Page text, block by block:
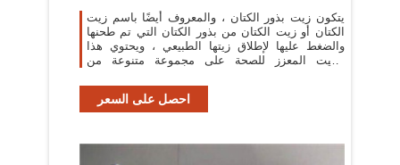
يتكون زيت بذور الكتان ، والمعروف أيضًا باسم زيت
الكتان أو زيت الكتان من بذور الكتان التي تم طحنها
والضغط عليها لإطلاق زيتها الطبيعي ، ويحتوي هذا
الزيت المعزز للصحة على مجموعة متنوعة من
احصل على السعر